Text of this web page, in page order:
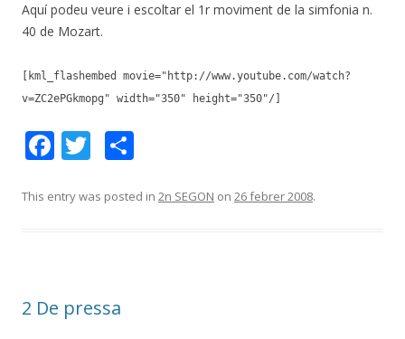
Aquí podeu veure i escoltar el 1r moviment de la simfonia n.
40 de Mozart.
[kml_flashembed movie="http://www.youtube.com/watch?
v=ZC2ePGkmopg" width="350" height="350"/]
F
e
k
T
itt m
This entry was posted in 2n SEGON on 26 febrer 2008.
2 De pressa